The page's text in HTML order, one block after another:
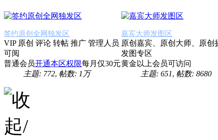
签约原创全网独发区
VIP 原创 评论 转帖 推广 管理人员
可阅
普通会员开通本区权限每月仅30元
主题: 772, 帖数: 1万
嘉宾大师发图区
原创嘉宾、原创大师、原创
发图专区
黄金以上会员可访问
主题: 651, 帖数: 8680